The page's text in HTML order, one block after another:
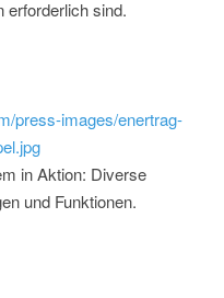
erforderlich sind.
press-images/enertrag-
in Aktion: Diverse
und Funktionen.